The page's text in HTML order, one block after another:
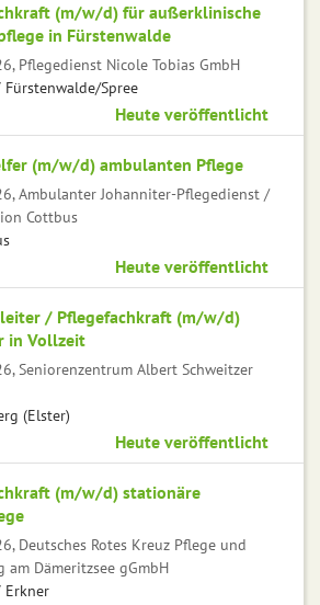
(m/w/d) für außerklinische
in Fürstenwalde
Pflegedienst Nicole Tobias GmbH
Fürstenwalde/Spree
Heute veröffentlicht
(m/w/d) ambulanten Pflege
Ambulanter Johanniter-Pflegedienst /
Cottbus
Heute veröffentlicht
/ Pflegefachkraft (m/w/d)
in Vollzeit
Seniorenzentrum Albert Schweitzer
(Elster)
Heute veröffentlicht
(m/w/d) stationäre
Deutsches Rotes Kreuz Pflege und
am Dämeritzsee gGmbH
Erkner